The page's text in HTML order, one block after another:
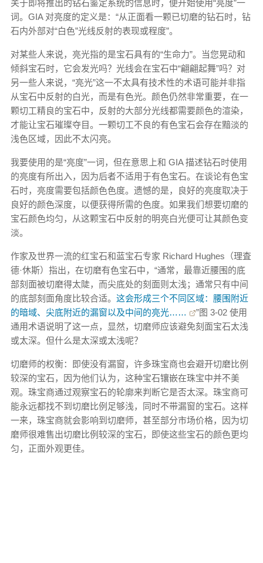
关于即将推出的钻石鉴定系统的信息时，便开始使用“亮度”一
词。GIA 对亮度的定义是：“从正面看一颗已切磨的钻石时，钻
石内外部对“白色”光线反射的表现或程度”。
对某些人来说，亮光指的是宝石具有的“生命力”。当您晃动和
倾斜宝石时，它会发光吗？光线会在宝石中“翩翩起舞”吗？对
另一些人来说，“亮光”这一不太具有技术性的术语可能并非指
从宝石中反射的白光，而是有色光。颜色仍然非常重要，在一
颗切工精良的宝石中，反射的大部分光线都需要颜色的渲染，
才能让宝石璀璨夺目。一颗切工不良的有色宝石会存在黯淡的
浅色区域，因此不太闪亮。
我要使用的是“亮度”一词，但在意思上和 GIA 描述钻石时使用
的亮度有所出入，因为后者不适用于有色宝石。在谈论有色宝
石时，亮度需要包括颜色色度。遗憾的是，良好的亮度取决于
良好的颜色深度，以便获得所需的色度。如果我们想要切磨的
宝石颜色均匀，从这颗宝石中反射的明亮白光便可让其颜色变
淡。
作家及世界一流的红宝石和蓝宝石专家 Richard Hughes（理査
德·休斯）指出，在切磨有色宝石中，“通常，最靠近腰围的底
部刻面被切磨得太陡，而尖底处的刻面则太浅；通常只有中间
的底部刻面角度比较合适。 这会形成三个不同区域：腰围附近
的暗域、尖底附近的漏窗以及中间的亮光……
”图 3-02 使用
通用术语说明了这一点，显然，切磨师应该避免刻面宝石太浅
或太深。但什么是太深或太浅呢？
切磨师的权衡：即使没有漏窗，许多珠宝商也会避开切磨比例
较深的宝石，因为他们认为，这种宝石镶嵌在珠宝中并不美
观。珠宝商通过观察宝石的轮廓来判断它是否太深。珠宝商可
能永远都找不到切磨比例足够浅，同时不带漏窗的宝石。这样
一来，珠宝商就会影响到切磨师，甚至部分市场价格，因为切
磨师很难售出切磨比例较深的宝石，即使这些宝石的颜色更均
匀，正面外观更佳。